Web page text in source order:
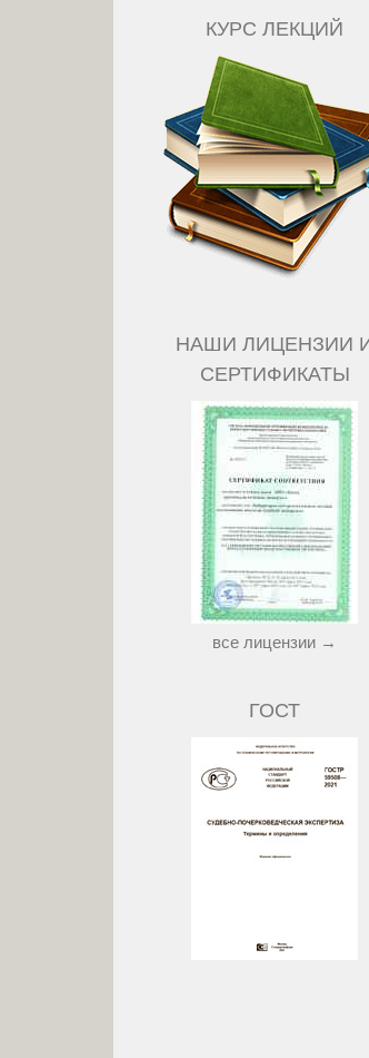
КУРС ЛЕКЦИЙ
НАШИ ЛИЦЕНЗИИ
СЕРТИФИКАТЫ
все лицензии →
ГОСТ